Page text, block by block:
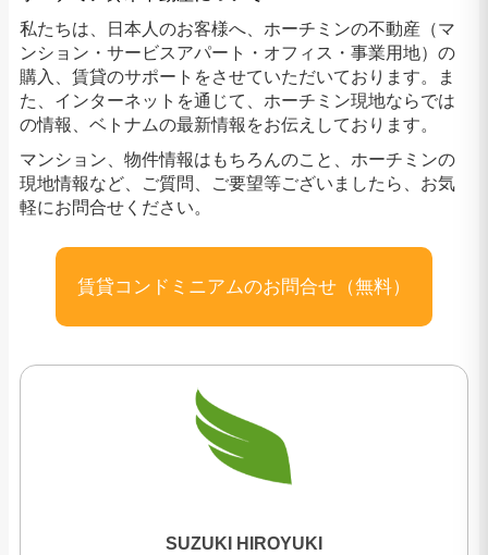
私たちは、日本人のお客様へ、ホーチミンの不動産（マ
ンション・サービスアパート・オフィス・事業用地）の
購入、賃貸のサポートをさせていただいております。ま
た、インターネットを通じて、ホーチミン現地ならでは
の情報、ベトナムの最新情報をお伝えしております。
マンション、物件情報はもちろんのこと、ホーチミンの
現地情報など、ご質問、ご要望等ございましたら、お気
軽にお問合せください。
賃貸コンドミニアムのお問合せ（無料）
SUZUKI HIROYUKI